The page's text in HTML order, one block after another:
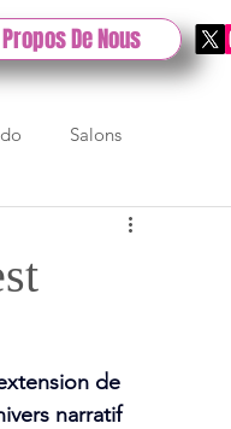
De Nous
Salons
Gamescom
de
narratif